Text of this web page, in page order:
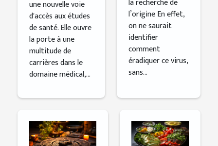
une nouvelle voie
d'accès aux études
de santé. Elle ouvre
la porte à une
multitude de
carrières dans le
domaine médical,...
l’origine En effet,
on ne saurait
identifier
comment
éradiquer ce virus,
sans...